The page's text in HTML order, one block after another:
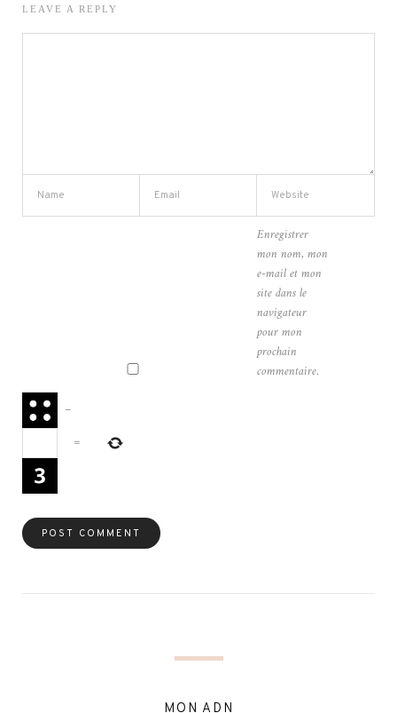
LEAVE A REPLY
Enregistrer
mon nom, mon
e-mail et mon
site dans le
navigateur
pour mon
prochain
commentaire.
−
=
MON ADN